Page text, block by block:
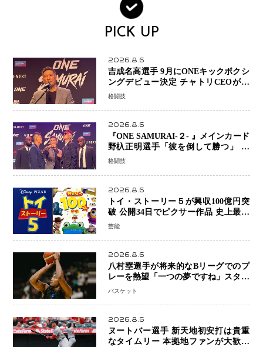
PICK UP
2026.8.6
吉成名高選手 9月にONEキックボクシ
ングデビュー決定 チャトリCEOがサ
プライズ発表 2カ月連続参戦へ
格闘技
2026.8.6
『ONE SAMURAI-２- 』メインカード
野杁正明選手「彼を倒して勝つ」 リ
ウ・メンヤンとの因縁に決着へ 再起
初戦
格闘技
2026.8.6
トイ・ストーリー５が興収100億円突
破 公開34日でピクサー作品 史上最速
日本歴代シリーズ最高更新も目前
芸能
2026.8.6
八村塁選手が将来的なBリーグでのプ
レーを熱望「一つの夢ですね」スター
帰還がリーグ価値を押し上げる可能性
バスケット
2026.8.6
ヌートバー選手 新天地初安打は貴重
なタイムリー 本拠地ファンが大歓声